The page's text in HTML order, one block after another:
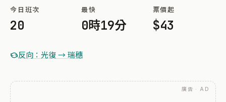
今日班次
20
最快
0時19分
票價起
$43
反向：光復 → 瑞穗
廣告 · AD